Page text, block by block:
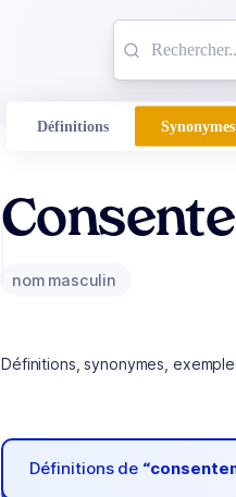
Définitions Synonymes
nom masculin
Définitions, synonymes,
Définitions de